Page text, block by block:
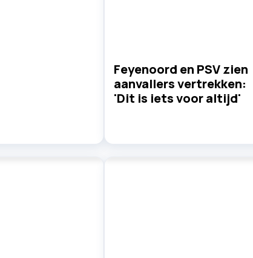
Feyenoord en PSV zien
aanvallers vertrekken:
'Dit is iets voor altijd'